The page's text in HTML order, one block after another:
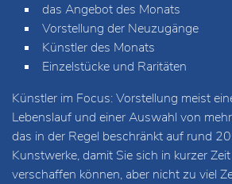
das Angebot des Monats
Vorstellung der Neuzugänge
Künstler des Monats
Einzelstücke und Raritäten
Künstler im Focus: Vorstellung meist
Lebenslauf und einer Auswahl von
das in der Regel beschränkt auf rund
Kunstwerke, damit Sie sich in kurzer
verschaffen können, aber nicht zu viel